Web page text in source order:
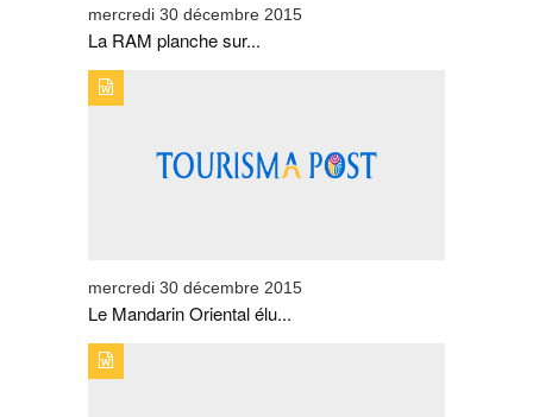
mercredi 30 décembre 2015
La RAM planche sur...
MONDE EN 2015
mercredi 30 décembre 2015
Le Mandarin Oriental élu...